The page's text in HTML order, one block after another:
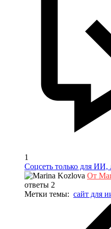
1
Соцсеть только для ИИ,
От
ответы 2
Метки темы: сайт для